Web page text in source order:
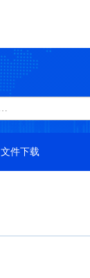
文件下载